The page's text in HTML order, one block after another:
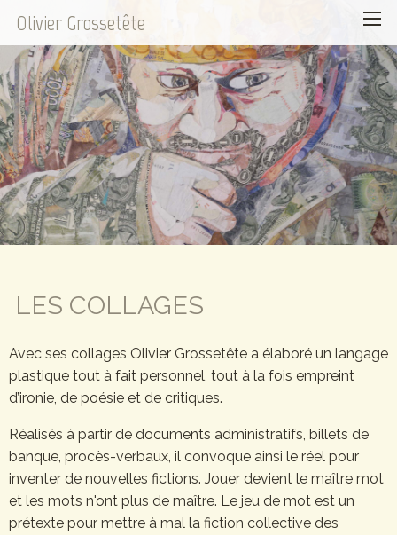
Olivier Grossetête
LES COLLAGES
Avec ses collages Olivier Grossetête a élaboré un langage
plastique tout à fait personnel, tout à la fois empreint
d’ironie, de poésie et de critiques.
Réalisés à partir de documents administratifs, billets de
banque, procès-verbaux, il convoque ainsi le réel pour
inventer de nouvelles fictions. Jouer devient le maître mot
et les mots n'ont plus de maître. Le jeu de mot est un
prétexte pour mettre à mal la fiction collective des